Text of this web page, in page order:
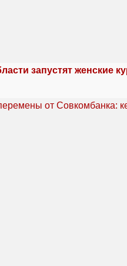
запустят женские